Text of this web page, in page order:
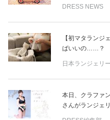
DRESS NEWS
【初マタランジ
ばいいの……？
日本ランジェリ
本日、クラファ
さんがランジェ